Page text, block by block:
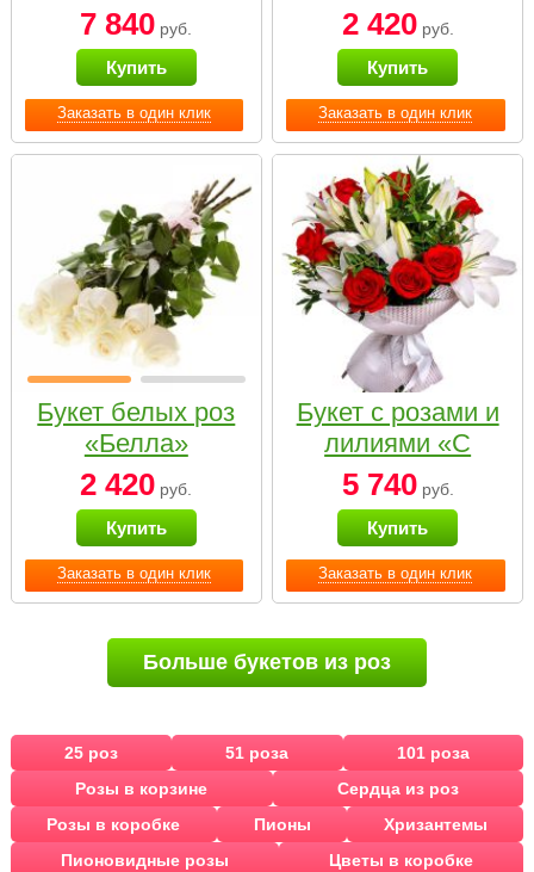
Заказать в один клик
7 840 руб.
Купить
Заказать в один клик
2 420руб.
Купить
Заказать в один клик
Букет белых роз
«Белла»
2 420 руб.
Купить
Заказать в один клик
Букет с розами и
лилиями «С
наилучшими
пожеланиями»
5 740руб.
Купить
Больше букетов из роз
25 роз 51 роза
101 роза
Розы в корзине
Сердца из роз
Розы в коробке
Пионы
Хризантемы
Пионовидные розы
Цветы в коробке